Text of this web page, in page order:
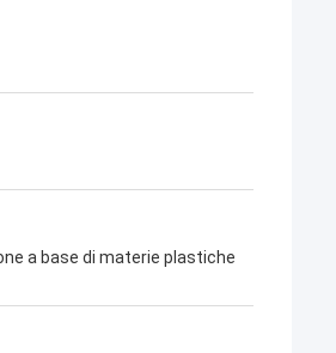
a base di materie plastiche